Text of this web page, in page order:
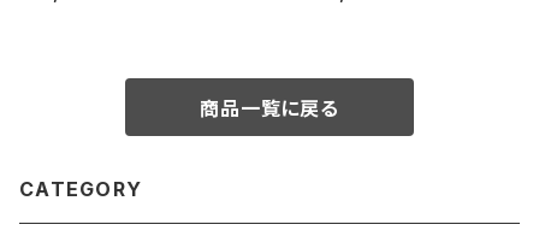
商品一覧に戻る
CATEGORY